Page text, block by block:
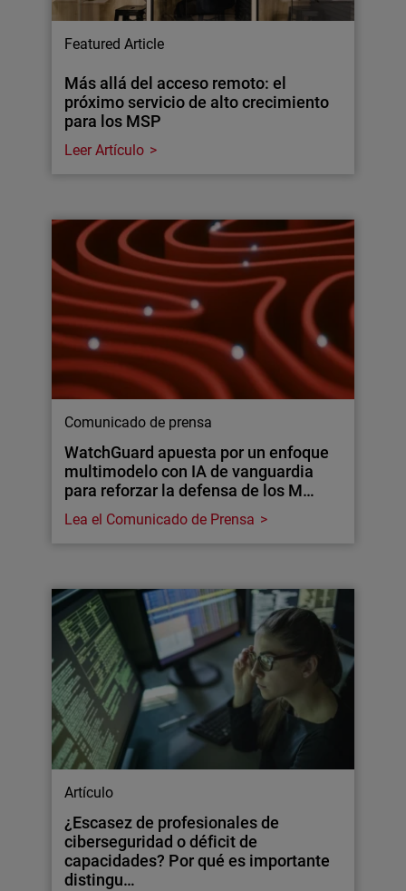
Featured Article
Más allá del acceso remoto: el
próximo servicio de alto crecimiento
para los MSP
Leer Artículo
Comunicado de prensa
WatchGuard apuesta por un enfoque
multimodelo con IA de vanguardia
para reforzar la defensa de los M…
Lea el Comunicado de Prensa
Artículo
¿Escasez de profesionales de
ciberseguridad o déficit de
capacidades? Por qué es importante
distingu…